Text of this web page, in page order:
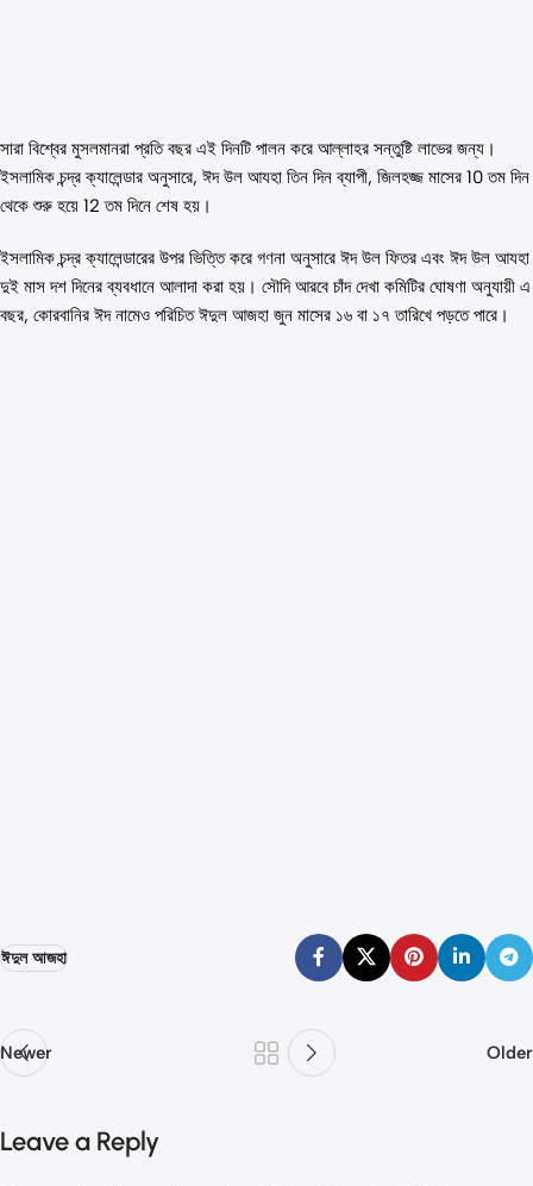
সারা বিশ্বের মুসলমানরা প্রতি বছর এই দিনটি পালন করে আল্লাহর সন্তুষ্টি লাভের জন্য।
ইসলামিক চন্দ্র ক্যালেন্ডার অনুসারে, ঈদ উল আযহা তিন দিন ব্যাপী, জিলহজ্জ মাসের 10 তম দিন
থেকে শুরু হয়ে 12 তম দিনে শেষ হয়।
ইসলামিক চন্দ্র ক্যালেন্ডারের উপর ভিত্তি করে গণনা অনুসারে ঈদ উল ফিতর এবং ঈদ উল আযহা
দুই মাস দশ দিনের ব্যবধানে আলাদা করা হয়। সৌদি আরবে চাঁদ দেখা কমিটির ঘোষণা অনুযায়ী এ
বছর, কোরবানির ঈদ নামেও পরিচিত ঈদুল আজহা জুন মাসের ১৬ বা ১৭ তারিখে পড়তে পারে।
ঈদুল আজহা
Newer Older
Leave a Reply